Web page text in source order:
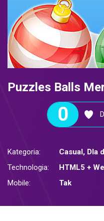
Puzzles Balls
0
Kategoria: Casual , Dla
Technologia:
HTML5 +
Mobile:
Tak